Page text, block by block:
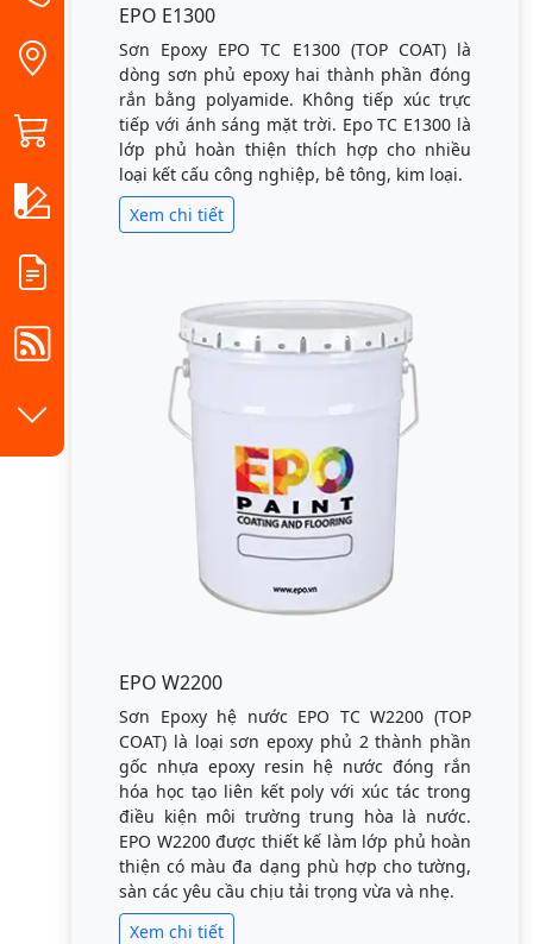
EPO E1300
Sơn Epoxy EPO TC E1300 (TOP COAT) là
dòng sơn phủ epoxy hai thành phần đóng
rắn bằng polyamide. Không tiếp xúc trực
tiếp với ánh sáng mặt trời. Epo TC E1300 là
lớp phủ hoàn thiện thích hợp cho nhiều
loại kết cấu công nghiệp, bê tông, kim loại.
Xem chi tiết
EPO W2200
Sơn Epoxy hệ nước EPO TC W2200 (TOP
COAT) là loại sơn epoxy phủ 2 thành phần
gốc nhựa epoxy resin hệ nước đóng rắn
hóa học tạo liên kết poly với xúc tác trong
điều kiện môi trường trung hòa là nước.
EPO W2200 được thiết kế làm lớp phủ hoàn
thiện có màu đa dạng phù hợp cho tường,
sàn các yêu cầu chịu tải trọng vừa và nhẹ.
Xem chi tiết